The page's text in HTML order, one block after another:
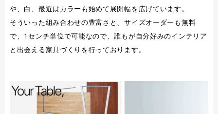
や、白、最近はカラーも始めて展開幅を広げています。
そういった組み合わせの豊富さと、サイズオーダーも無料
で、1センチ単位で可能なので、誰もが自分好みのインテリア
と出会える家具づくりを行っております。